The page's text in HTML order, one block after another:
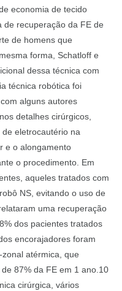
economia de tecido
de recuperação da FE de
de homens que
forma, Schatloff e
dessa técnica com
técnica robótica foi
alguns autores
detalhes cirúrgicos,
eletrocautério na
e o alongamento
o procedimento. Em
aqueles tratados com
NS, evitando o uso de
uma recuperação
dos pacientes tratados
encorajadores foram
atérmica, que
87% da FE em 1 ano.10
cirúrgica, vários